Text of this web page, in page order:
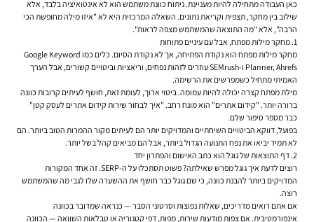
כאן העבודה מתחילה להיות מעניינת. ניתוח כוונת משתמש הוא לא אינטואיציה בלבד, אלא
שילוב בין מחקר, תצפית וקריאת נתונים. השאלה המרכזית היא לא "איזו מילה מחופשת הכי
הרבה", אלא "מה התוצאה שהמשתמש מצפה לראות".
1. מחקר מילות מפתח, אבל עם עיניים פתוחות
מחקר מילות מפתח הוא נקודת הפתיחה, אך לא נקודת הסיום. כלים כמו Google Keyword
Planner, Ahrefs ו-SEMrush עוזרים לזהות נפחים, וריאציות וביטויים קשורים, אבל הערך
האמיתי מתחיל כשמפרשים את הרשימה.
מילת מפתח קצרה יכולה להיות עמומה. ביטוי ארוך, לעומת זאת, חושף לעיתים קרובות כוונה
ברורה יותר. "קידום אתרים" הוא מונח רחב. "איך לבחור שירות קידום אתרים לעסק קטן"
כבר מספר סיפור שלם.
בפועל, דווקא הביטויים השיחתיים והמדויקים יותר הם לעיתים מקור ההמרות הטוב ביותר. הם
לא תמיד יביאו את נפח התנועה הגדול ביותר, אבל הם מביאים קהל בשל יותר.
2. דף התוצאות של גוגל הוא כתב האישום והפתרון יחד
רוצים לדעת איך גוגל מפרש שאילתה? פשוט תסתכלו על ה-SERP. זה אחד המקורות
המדויקים ביותר להבנת כוונה, כי שם גוגל כבר חושף את ההשערה שלו לגבי מה שהמשתמש
רוצה.
אם אתם רואים מדריכים, שאלות נפוצות וסרטוני הסבר — כנראה שמדובר בכוונה
אינפורמטיבית. אם צפות מודעות שירות, מפות, דפי קטגוריה או טבלאות השוואה — הכוונה